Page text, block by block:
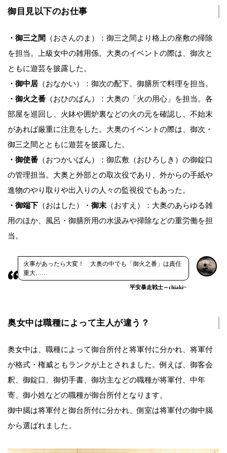
御目見以下のお仕事
・御三之間
（おさんのま）：御三之間より格上の座敷の掃除
を担当。上級女中の雑用係。大奥のイベントの際は、御次と
ともに遊芸を披露した。
・御中居 （おなかい）：御次の配下。御膳所で料理を担当。
・御火之番 （おひのばん）：大奥の「火の用心」を担当。各
部屋を巡回し、火鉢や囲炉裏などの火の元を確認し、不始末
があれば厳重に注意をした。大奥のイベントの際は、御次・
御三之間とともに遊芸を披露した。
・御使番 （おつかいばん）：御広敷（おひろしき）の御錠口
の管理担当。大奥と外部との取次役であり、外からの手紙や
進物のやり取りや出入りの人々の監視役でもあった。
・御端下 （おはした）・ 御末 （おすえ）：大奥のあらゆる雑
用のほか、風呂・御膳所用の水汲みや掃除などの重労働を担
当。
火事があったら大変！ 大奥の中でも「御火之番」は責任
重大……
平安暴走戦士～chiaki~
奥女中は職種によって主人が違う？
奥女中は、職種によって御台所付と将軍付に分かれ、将軍付
が格式・権威ともランクが上とされました。例えば、御客会
釈、御錠口、御切手書、御坊主などの職種が将軍付、中年
寄、御小姓などの職種が御台所付となります。
御中臈は将軍付と御台所付に分かれ、側室は将軍付の御中臈
から選ばれました。